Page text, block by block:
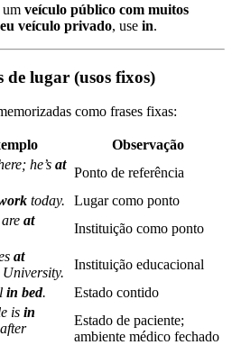
um veículo público com muitos
veículo privado, use in.
de lugar (usos fixos)
como frases fixas:
Observação
he’s at
Ponto de referência
today.
Lugar como ponto
at
Instituição como ponto
at
Instituição educacional
in bed.
Estado contido
is in
Estado de paciente;
ambiente médico fechado